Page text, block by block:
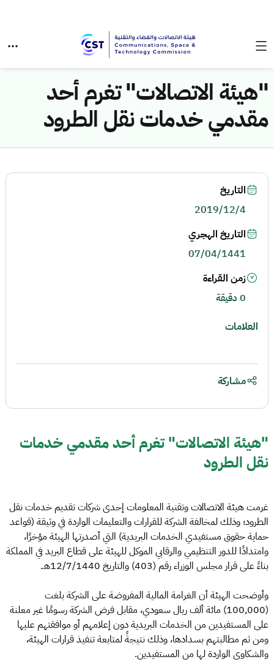
"هيئة الاتصالات" تغرم أحد
مقدمي خدمات نقل الطرود
"هيئة الاتصالات" تغرم أحد مقدمي خدمات
نقل الطرود
غرمت هيئة الاتصالات وتقنية المعلومات إحدى شركات تقديم خدمات نقل
الطرود؛ وذلك لمخالفة الشركة للقرارات والتعليمات الواردة في وثيقة (قواعد
حماية حقوق مستفيدي الخدمات البريدية) التي أصدرتها الهيئة مؤخرًا،
وامتدادًا للدور التنظيمي والرقابي الموكل للهيئة على قطاع البريد في المملكة
بناءً على قرار مجلس الوزراء رقم (403) والتاريخ 12/7/1440هـ.
وأوضحت الهيئة أن الغرامة المالية المفروضة على الشركة بلغت
(100,000) مائة ألف ريال سعودي، مقابل فرض الشركة رسومًا غير معلنة
على المستفيدين من الخدمات البريدية دون إعلامهم أو موافقتهم عليها
ومن ثم مطالبتهم بسدادها، وذلك نتيجةً لمتابعة تنفيذ قرارات الهيئة،
والشكاوى الواردة لها من المستفيدين.
التاريخ
2019/12/4
التاريخ الهجري
07/04/1441
زمن القراءة
0 دقيقة
العلامات
مشاركة